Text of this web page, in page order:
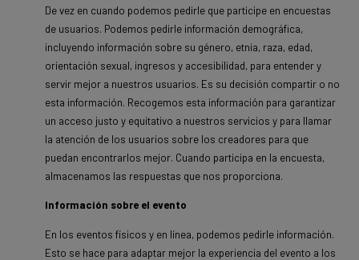
De vez en cuando podemos pedirle que participe en encuestas
de usuarios. Podemos pedirle información demográfica,
incluyendo información sobre su género, etnia, raza, edad,
orientación sexual, ingresos y accesibilidad, para entender y
servir mejor a nuestros usuarios. Es su decisión compartir o no
esta información. Recogemos esta información para garantizar
un acceso justo y equitativo a nuestros servicios y para llamar
la atención de los usuarios sobre los creadores para que
puedan encontrarlos mejor. Cuando participa en la encuesta,
almacenamos las respuestas que nos proporciona.
Información sobre el evento
En los eventos físicos y en línea, podemos pedirle información.
Esto se hace para adaptar mejor la experiencia del evento a los